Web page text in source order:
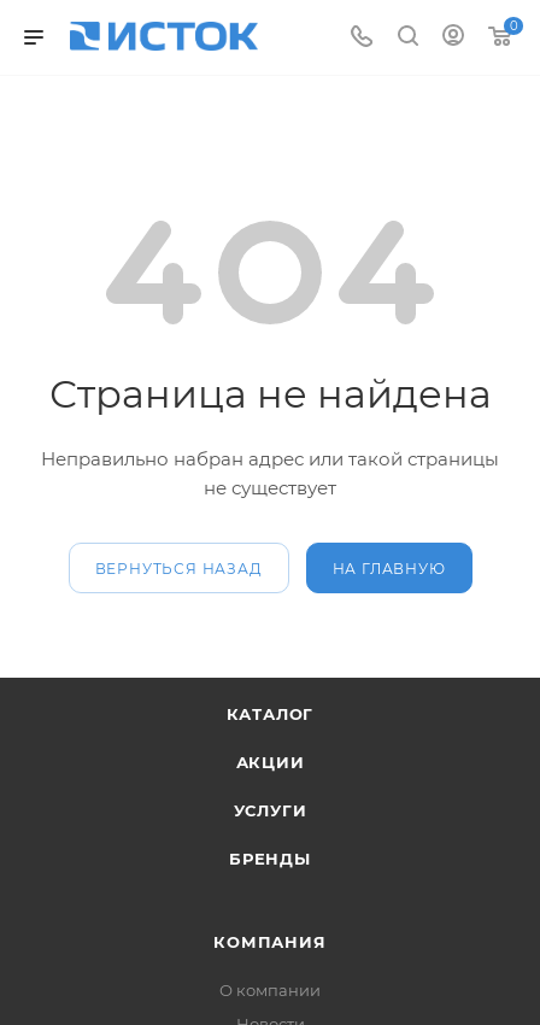
0
Страница не найдена
Неправильно набран адрес или такой страницы
не существует
ВЕРНУТЬСЯ НАЗАД НА ГЛАВНУЮ
КАТАЛОГ
АКЦИИ
УСЛУГИ
БРЕНДЫ
КОМПАНИЯ
О компании